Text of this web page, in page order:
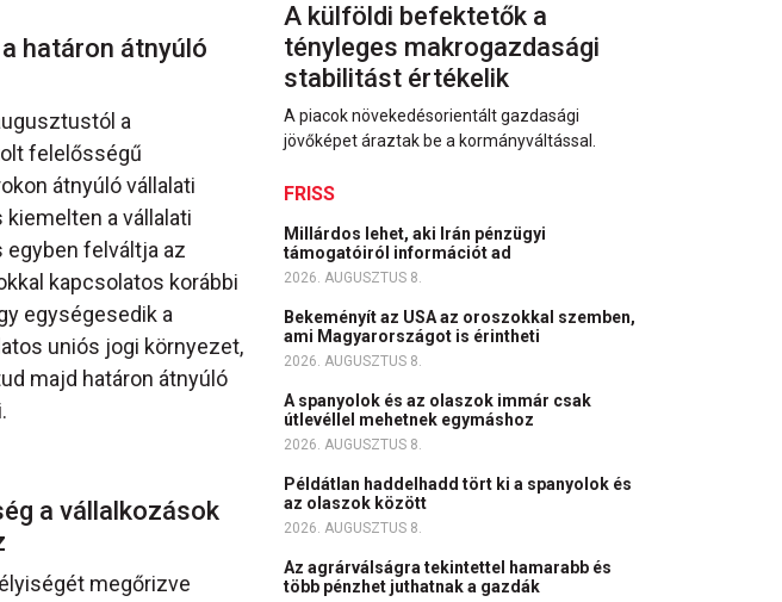
határon átnyúló
a
felelősségű
átnyúló vállalati
a vállalati
egyben felváltja az
kapcsolatos korábbi
egységesedik a
uniós jogi környezet,
majd határon átnyúló
a vállalkozások
megőrizve
A külföldi befektetők a
tényleges makrogazdasági
stabilitást értékelik
A piacok növekedésorientált gazdasági
jövőképet áraztak be a kormányváltással.
FRISS
Millárdos lehet, aki Irán pénzügyi
támogatóiról információt ad
2026. AUGUSZTUS 8.
Bekeményít az USA az oroszokkal szemben,
ami Magyarországot is érintheti
2026. AUGUSZTUS 8.
A spanyolok és az olaszok immár csak
útlevéllel mehetnek egymáshoz
2026. AUGUSZTUS 8.
Példátlan haddelhadd tört ki a spanyolok és
az olaszok között
2026. AUGUSZTUS 8.
Az agrárválságra tekintettel hamarabb és
több pénzhet juthatnak a gazdák